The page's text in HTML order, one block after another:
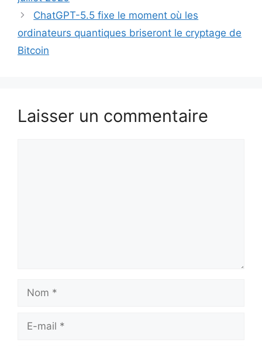
ChatGPT-5.5 fixe le moment où les
ordinateurs quantiques briseront le cryptage de
Bitcoin
Laisser un commentaire
Nom